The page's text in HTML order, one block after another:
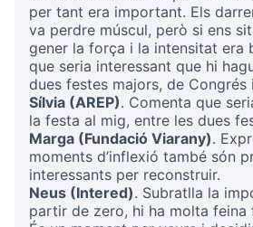
per tant era important. Els
va perdre múscul, però si ens
gener la força i la intensitat era
que seria interessant que hi
dues festes majors, de Congrés
Sílvia (AREP). Comenta que
la festa al mig, entre les dues
Marga (Fundació Viarany).
moments d’inflexió també són
interessants per reconstruir.
Neus (Intered). Subratlla la
partir de zero, hi ha molta feina